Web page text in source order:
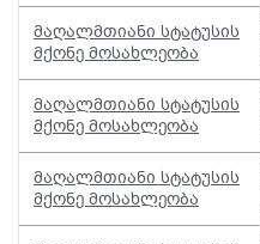
მაღალმთიანი სტატუსის
მქონე მოსახლეობა
მაღალმთიანი სტატუსის
მქონე მოსახლეობა
მაღალმთიანი სტატუსის
მქონე მოსახლეობა